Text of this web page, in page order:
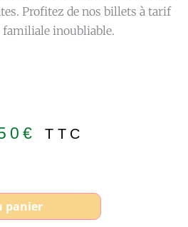
Profitez de nos billets à tarif
inoubliable.
€
Le
9,50€.
TTC
panier